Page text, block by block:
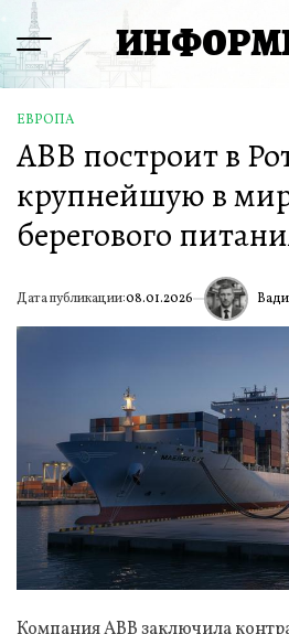
Перейти
содержимому
Menu
ОПУБЛИКОВАНО
В
ЕВРОПА
ABB построит в
крупнейшую в
берегового
Дата публикации:08.01.2026 ИА